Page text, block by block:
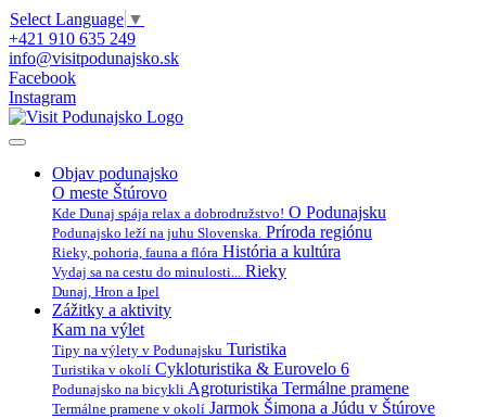
Select Language ▼
+421 910 635 249
info@visitpodunajsko.sk
Facebook
Instagram
Objav podunajsko
O meste Štúrovo
Kde Dunaj spája relax a dobrodružstvo! O Podunajsku
Podunajsko leží na juhu Slovenska. Príroda regiónu
Rieky, pohoria, fauna a flóra História a kultúra
Vydaj sa na cestu do minulosti... Rieky
Dunaj, Hron a Ipel
Zážitky a aktivity
Kam na výlet
Tipy na výlety v Podunajsku Turistika
Turistika v okolí Cykloturistika & Eurovelo 6
Podunajsko na bicykli Agroturistika Termálne pramene
Termálne pramene v okolí Jarmok Šimona a Júdu v Štúrove